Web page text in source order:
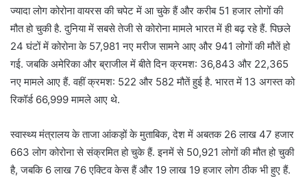
ज्यादा लोग कोरोना वायरस की चपेट में आ चुके हैं और करीब 51 हजार लोगों की
मौत हो चुकी है. दुनिया में सबसे तेजी से कोरोना मामले भारत में ही बढ़ रहे हैं. पिछले
24 घंटों में कोरोना के 57,981 नए मरीज सामने आए और 941 लोगों की मौतें हो
गई. जबकि अमेरिका और ब्राजील में बीते दिन क्रमश: 36,843 और 22,365
नए मामले आए हैं. वहीं क्रमश: 522 और 582 मौतें हुई है. भारत में 13 अगस्त को
रिकॉर्ड 66,999 मामले आए थे.
स्वास्थ्य मंत्रालय के ताजा आंकड़ों के मुताबिक, देश में अबतक 26 लाख 47 हजार
663 लोग कोरोना से संक्रमित हो चुके हैं. इनमें से 50,921 लोगों की मौत हो चुकी
है, जबकि 6 लाख 76 एक्टिव केस हैं और 19 लाख 19 हजार लोग ठीक भी हुए हैं.